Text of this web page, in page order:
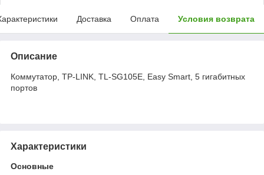
Доставка Оплата Условия возврата
Описание
Коммутатор, TP-LINK, TL-SG105E, Easy Smart, 5 гигабитных
портов
Характеристики
Основные